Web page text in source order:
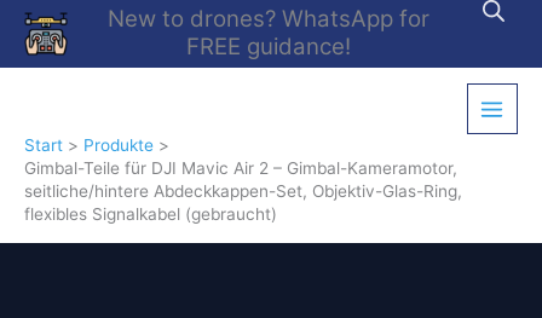
Zum
Inhalt
springen
New to drones? WhatsApp for
FREE guidance!
Start
Produkte
Gimbal-Teile für DJI Mavic Air 2 – Gimbal-Kameramotor,
seitliche/hintere Abdeckkappen-Set, Objektiv-Glas-Ring,
flexibles Signalkabel (gebraucht)